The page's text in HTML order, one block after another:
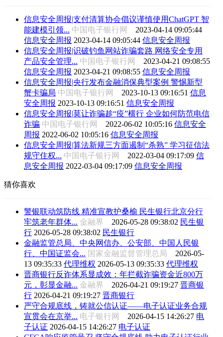
信息安全周报|支付清算协会倡议谨慎使用ChatGPT 智
能建模引领... 中国电子银行网 2023-04-14 09:05:44
信息安全周报 2023-04-14 09:05:44 信息安全周报
信息安全周报|识破钓鱼网站诈骗套路 网络安全专用
产品安全管理... 中国电子银行网 2023-04-21 09:08:55
信息安全周报 2023-04-21 09:08:55 信息安全周报
信息安全周报|央行发布金融消保典型案例 警惕新型
蟹卡骗局 中国电子银行网 2023-10-13 09:16:51 信息
安全周报 2023-10-13 09:16:51 信息安全周报
信息安全周报|莫让诈骗趁“疫”横行 企业如何防范电信
诈骗 中国电子银行网 2022-06-02 10:05:16 信息安全
周报 2022-06-02 10:05:16 信息安全周报
信息安全周报|算法新规三方面遏制“杀熟” 学习征信法
规守住权... 中国电子银行网 2022-03-04 09:17:09 信
息安全周报 2022-03-04 09:17:09 信息安全周报
猜你喜欢
警银联动筑防线 精准宣教护桑榆 民生银行北京分行
牢筑老年群体... 金融界 2026-05-28 09:38:02 民生银
行 2026-05-28 09:38:02 民生银行
金融监管总局、中央网信办、公安部、中国人民银
行、中国证监会... 国家金融监督管理总局 2026-05-
13 09:35:33 代理维权 2026-05-13 09:35:33 代理维权
晋商银行反诈体系显成效：年拦截诈骗资金近800万
元，彰显金融... 金融界 2026-04-21 09:19:27 晋商银
行 2026-04-21 09:19:27 晋商银行
严守合规底线，铸就公信认证——电子认证业务合规
宣贯会在京举... 电子银行网 2026-04-15 14:26:27 电
子认证 2026-04-15 14:26:27 电子认证